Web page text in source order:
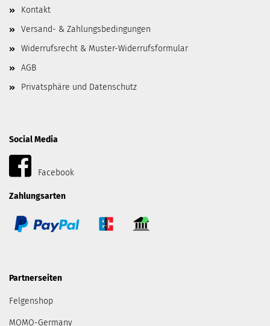
Kontakt
Versand- & Zahlungsbedingungen
Widerrufsrecht & Muster-Widerrufsformular
AGB
Privatsphäre und Datenschutz
Social Media
Facebook
Zahlungsarten
Partnerseiten
Felgenshop
MOMO-Germany